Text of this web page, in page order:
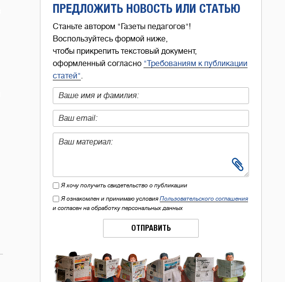
ПРЕДЛОЖИТЬ НОВОСТЬ ИЛИ СТАТЬЮ
Станьте автором "Газеты педагогов"!
Воспользуйтесь формой ниже,
чтобы прикрепить текстовый документ,
оформленный согласно "Требованиям к публикации
статей"
Я хочу получить свидетельство о публикации
Я ознакомлен и принимаю условия Пользовательского соглашения
и согласен на обработку персональных данных
ОТПРАВИТЬ